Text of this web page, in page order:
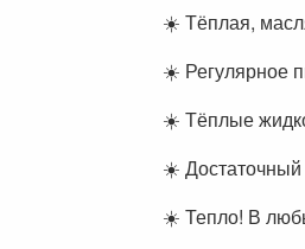
☀️ Тёплая,
☀️ Регулярное
☀️ Тёплые
☀️ Достаточный
☀️ Тепло! В